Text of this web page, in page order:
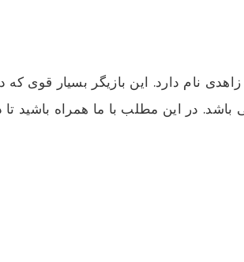
نام دارد. این بازیگر بسیار قوی که
در این مطلب با ما همراه باشید تا